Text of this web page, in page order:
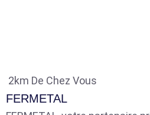
2km De Chez Vous
FERMETAL